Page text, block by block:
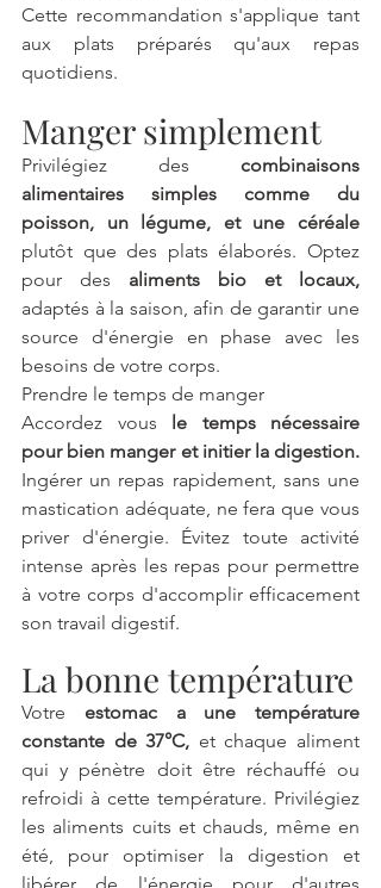
Cette recommandation s'applique tant
aux plats préparés qu'aux repas
quotidiens.
Manger simplement
Privilégiez des combinaisons
alimentaires simples comme du
plutôt que des plats élaborés. Optez
pour des
adaptés à la saison, afin de garantir une
source d'énergie en phase avec les
besoins de votre corps.
Prendre le temps de manger
Accordez vous
le temps nécessaire
pour bien manger et initier la digestion.
Ingérer un repas rapidement, sans une
mastication adéquate, ne fera que vous
priver d'énergie. Évitez toute activité
intense après les repas pour permettre
à votre corps d'accomplir efficacement
son travail digestif.
La bonne température
Votre estomac a une température
constante de 37°C, et chaque aliment
qui y pénètre doit être réchauffé ou
refroidi à cette température. Privilégiez
les aliments cuits et chauds, même en
été, pour optimiser la digestion et